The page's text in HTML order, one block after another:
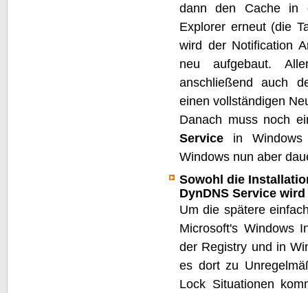
dann den Cache in
Explorer erneut (die
wird der Notification
neu aufgebaut.
anschließend auch
einen vollständigen
Danach muss noch
Servicein Windows
Windows nun aber
Sowohl die
DynDNS Service
Um die spätere
Microsoft's Windows
der Registry und in
es dort zu
Lock Situationen